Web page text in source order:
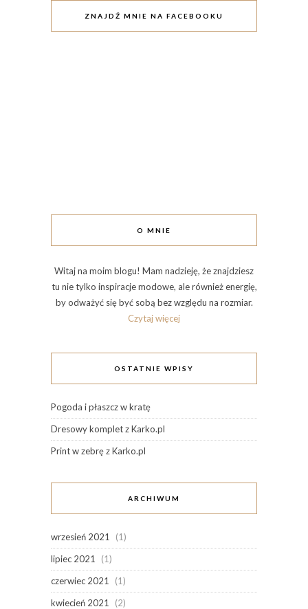
ZNAJDŹ MNIE NA FACEBOOKU
O MNIE
Witaj na moim blogu! Mam nadzieję, że znajdziesz
tu nie tylko inspiracje modowe, ale również energię,
by odważyć się być sobą bez względu na rozmiar.
Czytaj więcej
OSTATNIE WPISY
Pogoda i płaszcz w kratę
Dresowy komplet z Karko.pl
Print w zebrę z Karko.pl
ARCHIWUM
wrzesień 2021
(1)
lipiec 2021
(1)
czerwiec 2021
(1)
kwiecień 2021
(2)